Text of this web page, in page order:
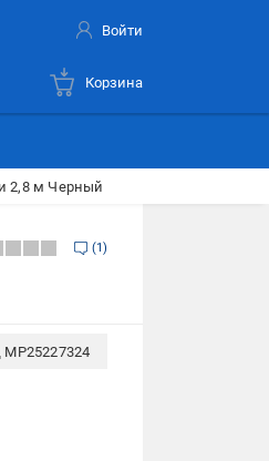
Войти
Корзина
2,8 м Черный
1
MP25227324